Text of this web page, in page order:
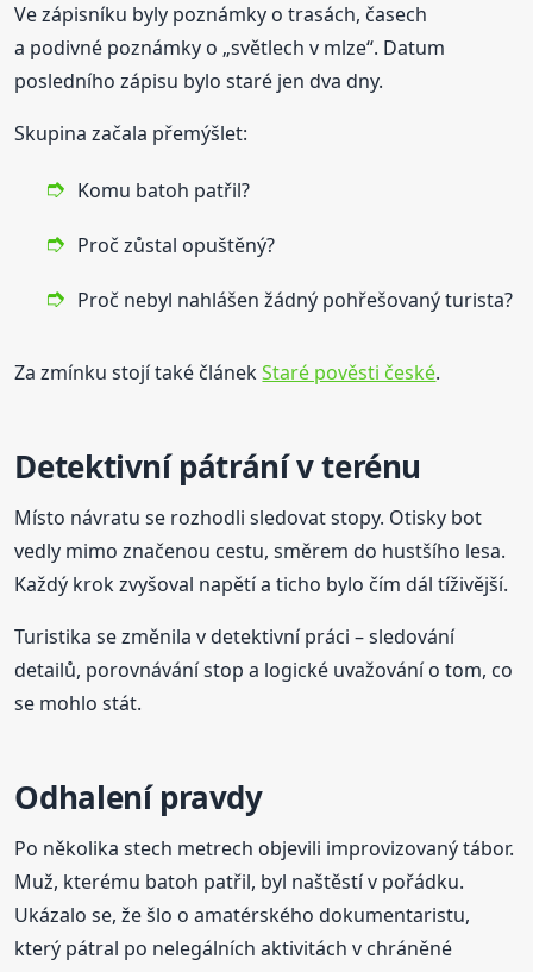
Ve zápisníku byly poznámky o trasách, časech
a podivné poznámky o „světlech v mlze“. Datum
posledního zápisu bylo staré jen dva dny.
Skupina začala přemýšlet:
Komu batoh patřil?
Proč zůstal opuštěný?
Proč nebyl nahlášen žádný pohřešovaný turista?
Za zmínku stojí také článekStaré pověsti české.
Detektivní pátrání v terénu
Místo návratu se rozhodli sledovat stopy. Otisky bot
vedly mimo značenou cestu, směrem do hustšího lesa.
Každý krok zvyšoval napětí a ticho bylo čím dál tíživější.
Turistika se změnila v detektivní práci – sledování
detailů, porovnávání stop a logické uvažování o tom, co
se mohlo stát.
Odhalení pravdy
Po několika stech metrech objevili improvizovaný tábor.
Muž, kterému batoh patřil, byl naštěstí v pořádku.
Ukázalo se, že šlo o amatérského dokumentaristu,
který pátral po nelegálních aktivitách v chráněné